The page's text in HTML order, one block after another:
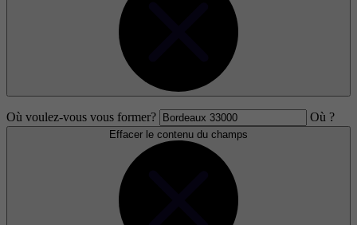
Où voulez-vous vous former? Où ?
Effacer le contenu du champs